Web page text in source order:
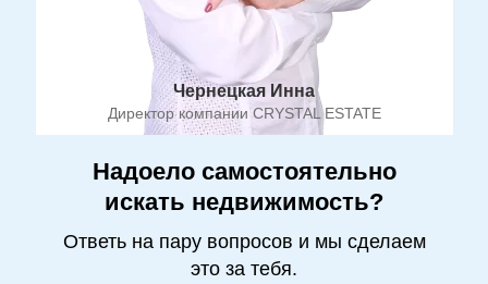
Чернецкая Инна
Директор компании CRYSTAL ESTATE
Надоело самостоятельно
искать недвижимость?
Ответь на пару вопросов и мы сделаем
это за тебя.